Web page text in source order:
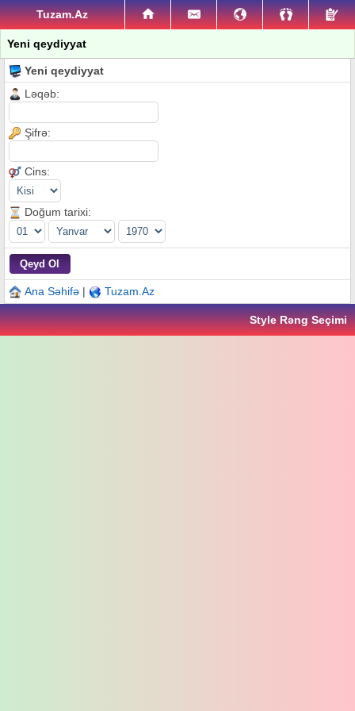
Tuzam.Az
Yeni qeydiyyat
Yeni qeydiyyat
Ləqəb:
Şifrə:
Cins:
Doğum tarixi:
Ana Səhifə | Tuzam.Az
Style Rəng Seçimi